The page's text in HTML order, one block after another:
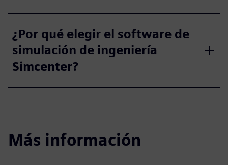
¿Por qué elegir el software de
simulación de ingeniería
Simcenter?
Más información